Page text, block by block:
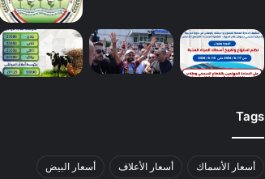
Tags
أسعار الأسماك أسعار الأعلاف أسعار البيض